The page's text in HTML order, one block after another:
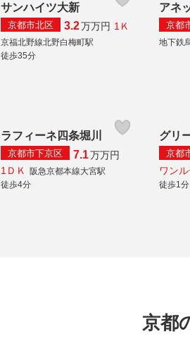
サンハイツ大新
京都市北区 3.2万万円 1Ｋ
京福北野線北野白梅町駅
徒歩35分
アネ
京都
地下鉄
ラフィーネ四条堀川
京都市下京区 7.1万万円
1ＤＫ
阪急京都本線大宮駅
徒歩4分
グリ
京都
ワン
徒歩1分
京都